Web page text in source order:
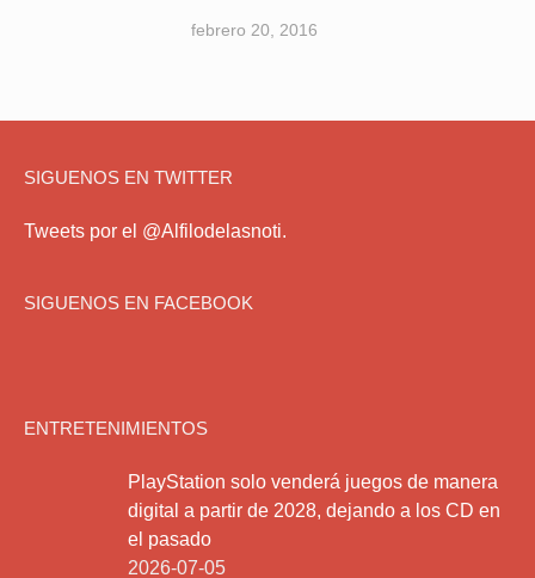
febrero 20, 2016
SIGUENOS EN TWITTER
Tweets por el @Alfilodelasnoti.
SIGUENOS EN FACEBOOK
ENTRETENIMIENTOS
PlayStation solo venderá juegos de manera
digital a partir de 2028, dejando a los CD en
el pasado
2026-07-05